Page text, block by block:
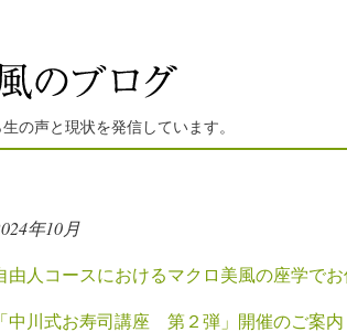
の声と現状を発信しています。
年10月
由人コースにおけるマクロ美風の座学で
「中川式お寿司講座 第２弾」開催のご案内